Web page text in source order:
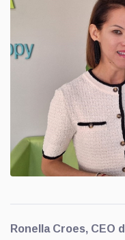
Ronella Croes, CEO